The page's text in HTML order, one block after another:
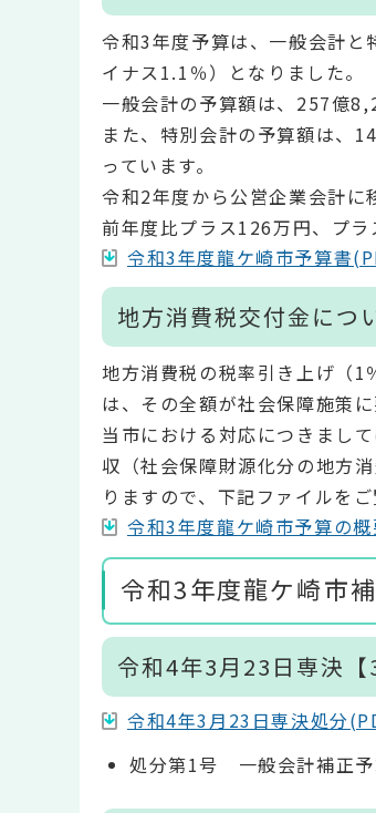
令和3年度予算は、一般会計
イナス1.1％）となりました。
一般会計の予算額は、257億
また、特別会計の予算額は、
っています。
令和2年度から公営企業会計
前年度比プラス126万円、プラ
令和3年度龍ケ崎市予算書
地方消費税交付金につ
地方消費税の税率引き上げ（
は、その全額が社会保障施策
当市における対応につきまし
収（社会保障財源化分の地方
りますので、下記ファイルをご
令和3年度龍ケ崎市予算の
令和3年度龍ケ崎市
令和4年3月23日専決【
令和4年3月23日専決処分
処分第1号 一般会計補正予